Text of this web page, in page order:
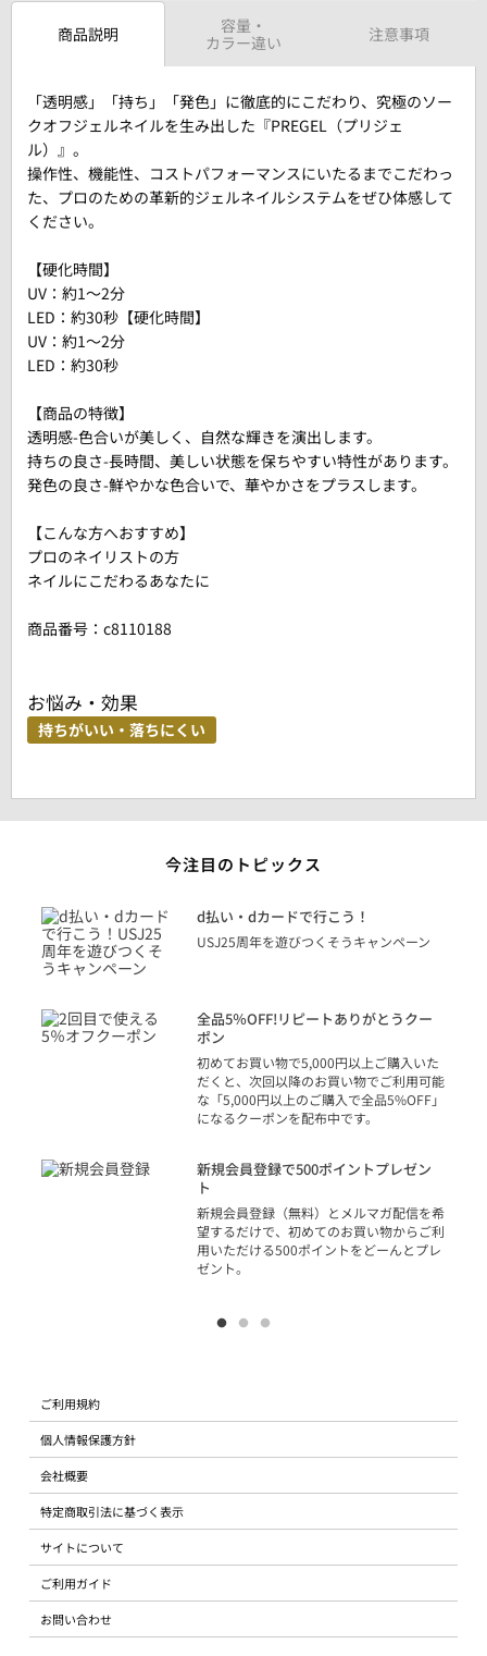
商品説明
容量・
カラー違い
注意事項
「透明感」「持ち」「発色」に徹底的にこだわり、究極のソー
クオフジェルネイルを生み出した『PREGEL（プリジェ
ル）』。
操作性、機能性、コストパフォーマンスにいたるまでこだわっ
た、プロのための革新的ジェルネイルシステムをぜひ体感して
ください。
【硬化時間】
UV：約1～2分
LED：約30秒【硬化時間】
UV：約1～2分
LED：約30秒
【商品の特徴】
透明感-色合いが美しく、自然な輝きを演出します。
持ちの良さ-長時間、美しい状態を保ちやすい特性があります。
発色の良さ-鮮やかな色合いで、華やかさをプラスします。
【こんな方へおすすめ】
プロのネイリストの方
ネイルにこだわるあなたに
商品番号： c8110188
お悩み・効果
持ちがいい・落ちにくい
今注目のトピックス
d払い・dカードで行こう！
USJ25周年を遊びつくそうキャンペーン
全品5％OFF!リピートありがとうクー
ポン
初めてお買い物で5,000円以上ご購入いた
だくと、次回以降のお買い物でご利用可能
な「5,000円以上のご購入で全品5%OFF」
になるクーポンを配布中です。
新規会員登録で500ポイントプレゼン
ト
新規会員登録（無料）とメルマガ配信を希
望するだけで、初めてのお買い物からご利
用いただける500ポイントをどーんとプレ
ゼント。
ご利用規約
個人情報保護方針
会社概要
特定商取引法に基づく表示
サイトについて
ご利用ガイド
お問い合わせ